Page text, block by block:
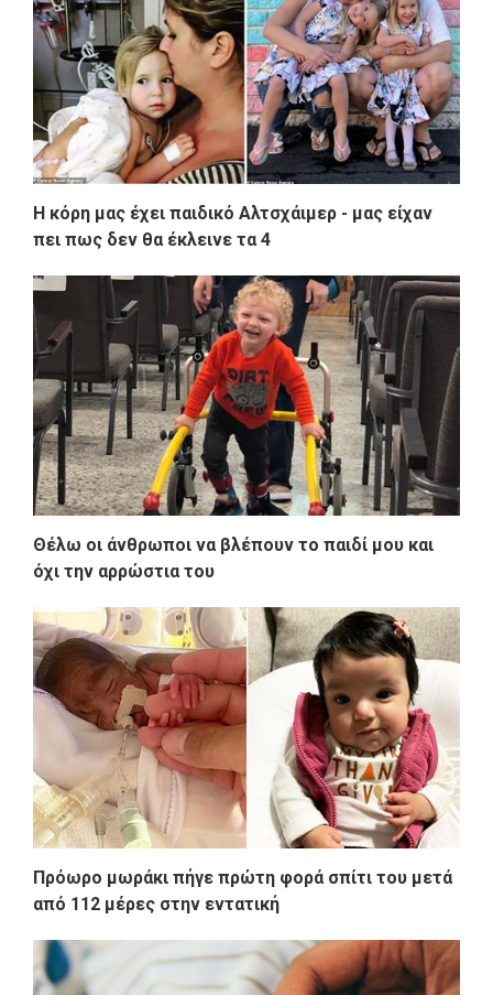
Η κόρη μας έχει παιδικό Αλτσχάιμερ - μας είχαν
πει πως δεν θα έκλεινε τα 4
Θέλω οι άνθρωποι να βλέπουν το παιδί μου και
όχι την αρρώστια του
Πρόωρο μωράκι πήγε πρώτη φορά σπίτι του μετά
από 112 μέρες στην εντατική